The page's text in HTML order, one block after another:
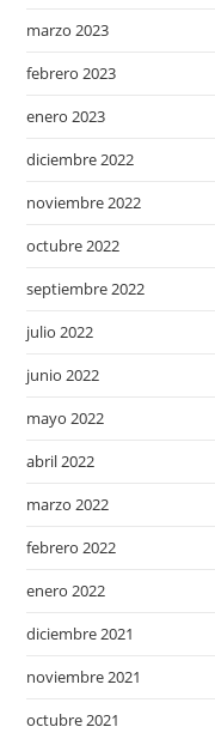
marzo 2023
febrero 2023
enero 2023
diciembre 2022
noviembre 2022
octubre 2022
septiembre 2022
julio 2022
junio 2022
mayo 2022
abril 2022
marzo 2022
febrero 2022
enero 2022
diciembre 2021
noviembre 2021
octubre 2021